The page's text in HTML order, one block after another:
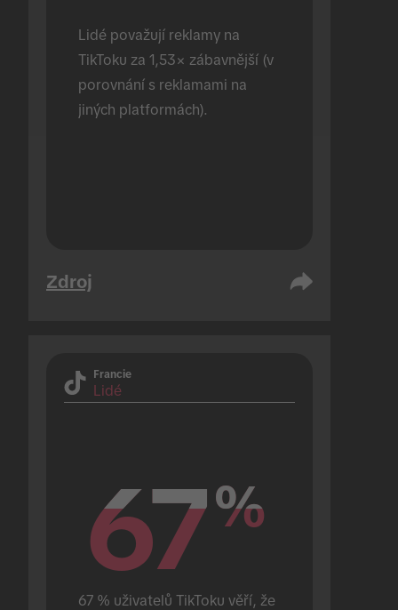
Lidé považují reklamy na
TikToku za 1,53× zábavnější (v
porovnání s reklamami na
jiných platformách).
Zdroj
Francie
Lidé
67%
67%
67 % uživatelů TikToku věří, že